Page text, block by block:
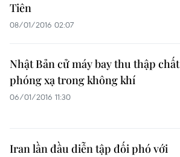
Tiên
08/01/2016 02:07
Nhật Bản cử máy bay thu thập chất
phóng xạ trong không khí
06/01/2016 11:30
Iran lần đầu diễn tập đối phó với